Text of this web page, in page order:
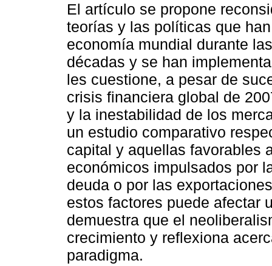
El artículo se propone
teorías y las políticas que
economía mundial durante
décadas y se han
les cuestione, a pesar de
crisis financiera global de
y la inestabilidad de los
un estudio comparativo
capital y aquellas favorables
económicos impulsados por
deuda o por las
estos factores puede afectar
demuestra que el
crecimiento y reflexiona
paradigma.